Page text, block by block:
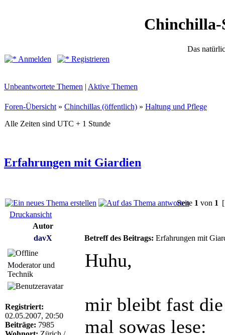
Chinchilla-
Das
Anmelden
Registrieren
Unbeantwortete Themen | Aktive Themen
Foren-Übersicht » Chinchillas (öffentlich) » Haltung und Pflege
Alle Zeiten sind UTC + 1 Stunde
Erfahrungen mit Giardien
Seite 1 von 1
Druckansicht
Autor
davX
Betreff des Beitrags: Erfahrungen mit
Moderator und
Technik
Registriert:
02.05.2007, 20:50
Beiträge: 7985
Huhu,
mir bleibt fast
mal sowas lese: